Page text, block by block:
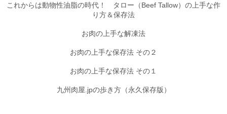
これからは動物性油脂の時代！ タロー（Beef Tallow）の上手な作
り方＆保存法
お肉の上手な解凍法
お肉の上手な保存法 その２
お肉の上手な保存法 その１
九州肉屋.jpの歩き方（永久保存版）